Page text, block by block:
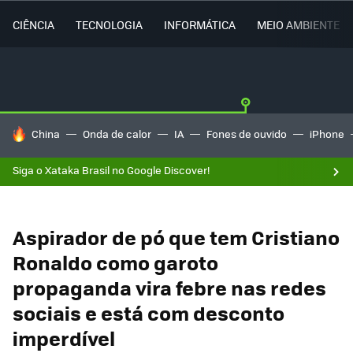
CIÊNCIA TECNOLOGIA INFORMÁTICA MEIO AMBIENTE
TENDÊNCIAS DO DIA
China Onda de calor IA Fones de ouvido iPhone
Siga o Xataka Brasil no Google Discover!
Aspirador de pó que tem Cristiano
Ronaldo como garoto
propaganda vira febre nas redes
sociais e está com desconto
imperdível